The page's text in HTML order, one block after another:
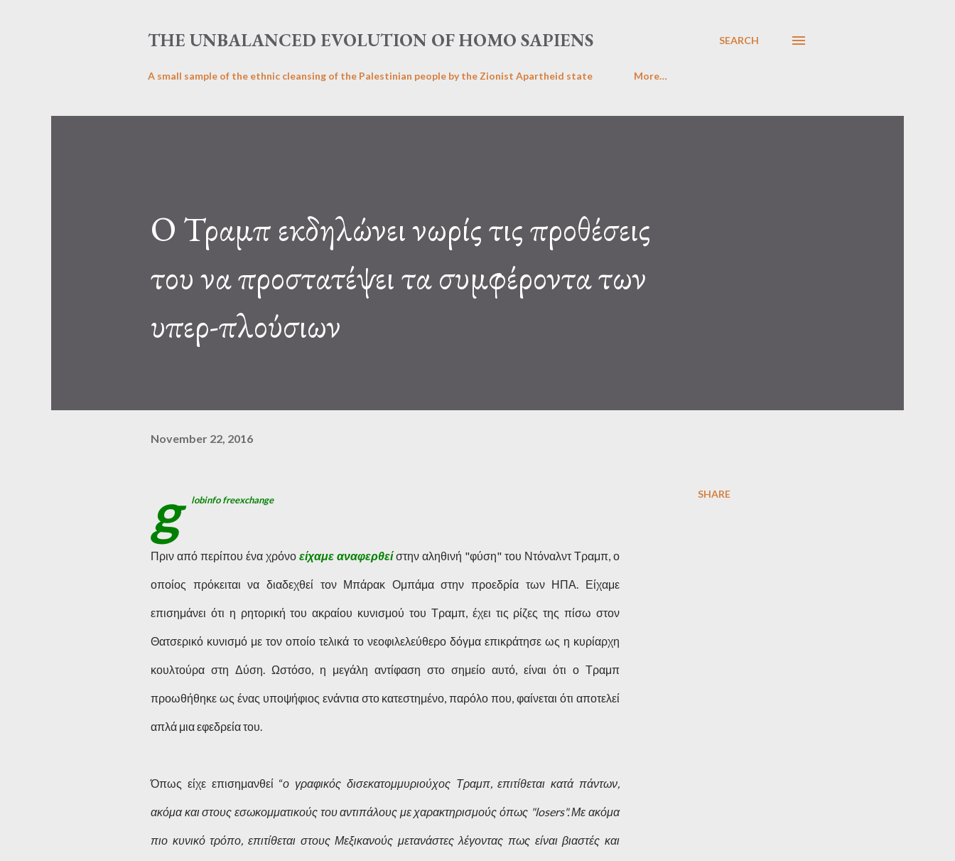
THE UNBALANCED EVOLUTION OF HOMO SAPIENS SEARCH
A small sample of the ethnic cleansing of the Palestinian people by the Zionist Apartheid state More…
Ο Τραμπ εκδηλώνει νωρίς τις προθέσεις
του να προστατέψει τα συμφέροντα των
υπερ-πλούσιων
November 22, 2016
g lobinfo freexchange
Πριν από περίπου ένα χρόνο είχαμε αναφερθείστην αληθινή "φύση" του Ντόναλντ Τραμπ, ο
οποίος πρόκειται να διαδεχθεί τον Μπάρακ Ομπάμα στην προεδρία των ΗΠΑ. Είχαμε
επισημάνει ότι η ρητορική του ακραίου κυνισμού του Τραμπ, έχει τις ρίζες της πίσω στον
Θατσερικό κυνισμό με τον οποίο τελικά το νεοφιλελεύθερο δόγμα επικράτησε ως η κυρίαρχη
κουλτούρα στη Δύση. Ωστόσο, η μεγάλη αντίφαση στο σημείο αυτό, είναι ότι ο Τραμπ
προωθήθηκε ως ένας υποψήφιος ενάντια στο κατεστημένο, παρόλο που, φαίνεται ότι αποτελεί
απλά μια εφεδρεία του.
Όπως είχε επισημανθεί “ο γραφικός δισεκατομμυριούχος Τραμπ, επιτίθεται κατά πάντων,
ακόμα και στους εσωκομματικούς του αντιπάλους με χαρακτηρισμούς όπως "losers". Με ακόμα
πιο κυνικό τρόπο, επιτίθεται στους Μεξικανούς μετανάστες λέγοντας πως είναι βιαστές και
SHARE